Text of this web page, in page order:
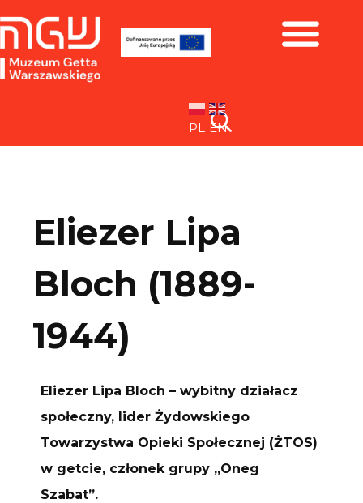
PL EN
Eliezer Lipa
Bloch (1889-
1944)
Eliezer Lipa Bloch – wybitny działacz
społeczny, lider Żydowskiego
Towarzystwa Opieki Społecznej (ŻTOS)
w getcie, członek grupy „Oneg
Szabat”.